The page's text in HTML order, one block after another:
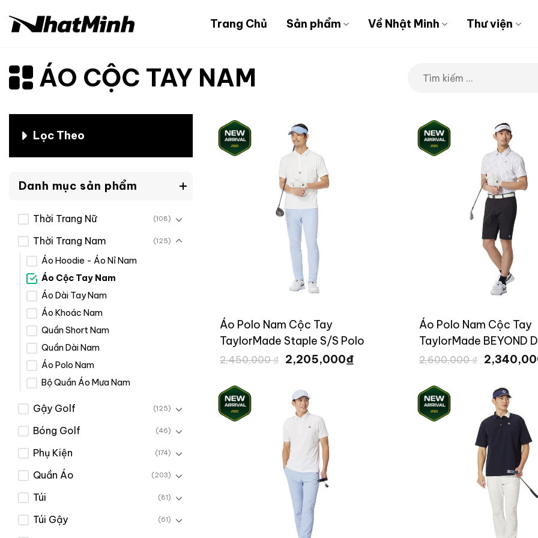
đến
Trang Chủ Sản phẩm Về Nhật Minh Thư viện
ÁO CỘC TAY NAM
Lọc Theo
Danh mục sản phẩm
Thời Trang Nữ (108)
Thời Trang Nam (125)
Áo Hoodie - Áo Nỉ Nam
Áo Cộc Tay Nam
Áo Dài Tay Nam
Áo Khoác Nam
Quần Short Nam
Quần Dài Nam
Áo Polo Nam
Bộ Quần Áo Mưa Nam
Gậy Golf (125)
Bóng Golf (46)
Phụ Kiện (174)
Quần Áo (203)
Túi (81)
Túi Gậy (61)
Áo Polo Nam Cộc Tay
TaylorMade Staple S/S Polo
UN629
2,450,000₫ Giá
gốc
2,450,000 ₫.
2,205,000₫
2,205,000 ₫.
Áo Polo Nam Cộc Tay
TaylorMade BEYOND
UN645
2,600,000₫ Giá
gốc
2,600,000